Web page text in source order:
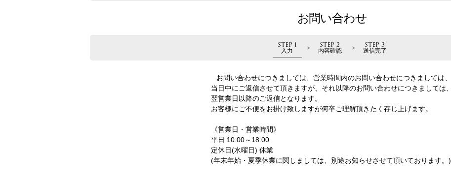
お問い合わせ
STEP 1
入力
STEP 2
内容確認
STEP 3
送信完了
お問い合わせにつきましては、営業時間内のお問い合わせにつきましては、
当日中にご返信させて頂きますが、それ以降のお問い合わせにつきましては、
翌営業日以降のご返信となります。
お客様にご不便をお掛け致しますが何卒ご理解頂きたく存じ上げます。
《営業日・営業時間》
平日 10:00～18:00
定休日(水曜日) 休業
(年末年始・夏季休業に関しましては、別途お知らせさせて頂いております。)